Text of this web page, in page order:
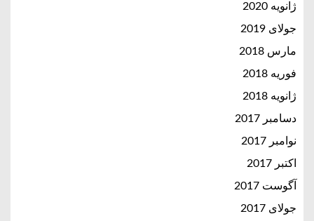
ژانویه 2020
جولای 2019
مارس 2018
فوریه 2018
ژانویه 2018
دسامبر 2017
نوامبر 2017
اکتبر 2017
آگوست 2017
جولای 2017